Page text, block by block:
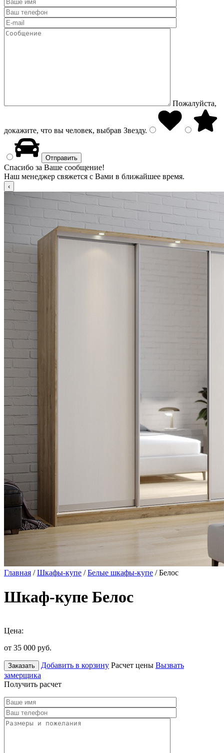
Пожалуйста,
докажите, что вы человек, выбрав Звезду.
Спасибо за Ваше сообщение!
Наш менеджер свяжется с Вами в ближайшее время.
Главная /Шкафы-купе /Белые шкафы-купе / Белос
Шкаф-купе Белос
Цена:
от 35 000 руб.
Заказать Добавить в корзину Расчет цены Вызвать
замерщика
Получить расчет